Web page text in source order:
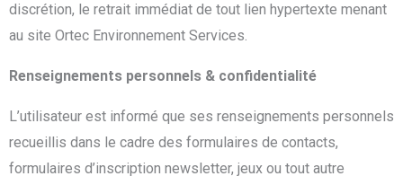
discrétion, le retrait immédiat de tout lien hypertexte menant
au site Ortec Environnement Services.
Renseignements personnels & confidentialité
L’utilisateur est informé que ses renseignements personnels
recueillis dans le cadre des formulaires de contacts,
formulaires d’inscription newsletter, jeux ou tout autre